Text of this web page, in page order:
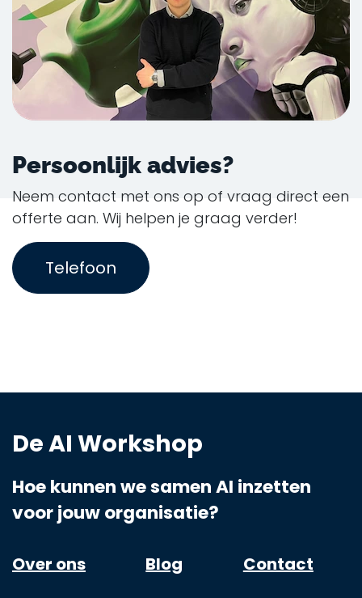
Persoonlijk advies?
Neem contact met ons op of vraag direct een
offerte aan. Wij helpen je graag verder!
Telefoon
De AI Workshop
Hoe kunnen we samen AI inzetten
voor jouw organisatie?
Over ons Blog Contact